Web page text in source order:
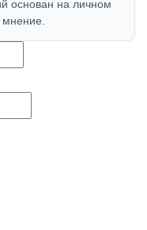
основан на личном